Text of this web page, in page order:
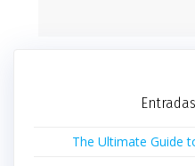
The Ultimate Guide